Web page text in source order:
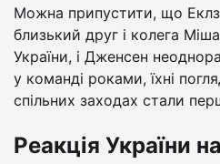
Можна припустити, що Еклз
близький друг і колега
України, і Дженсен
у команді роками, їхні
спільних заходах стали
Реакція України